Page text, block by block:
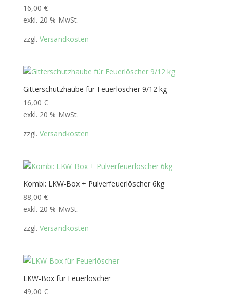
16,00 €
exkl. 20 % MwSt.
zzgl. Versandkosten
Gitterschutzhaube für Feuerlöscher 9/12 kg
16,00 €
exkl. 20 % MwSt.
zzgl. Versandkosten
Kombi: LKW-Box + Pulverfeuerlöscher 6kg
88,00 €
exkl. 20 % MwSt.
zzgl. Versandkosten
LKW-Box für Feuerlöscher
49,00 €